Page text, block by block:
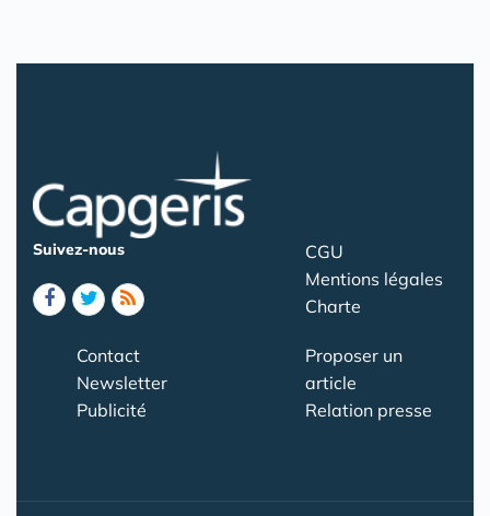
Suivez-nous
CGU
Mentions légales
Charte
Contact
Newsletter
Publicité
Proposer un
article
Relation presse